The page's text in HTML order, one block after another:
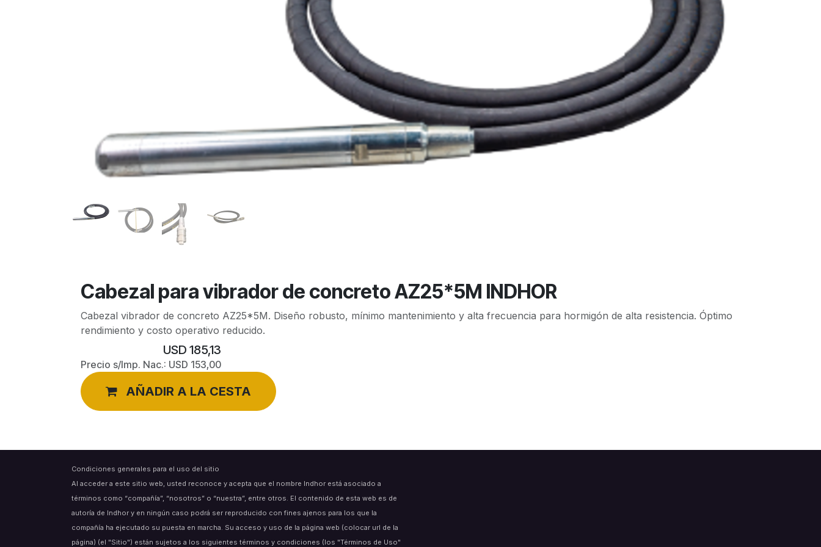
Cabezal para vibrador de concreto AZ25*5M INDHOR
Cabezal vibrador de concreto AZ25*5M. Diseño robusto, mínimo mantenimiento y alta frecuencia para hormigón de alta resistencia. Óptimo
rendimiento y costo operativo reducido.
USD 185,13
Precio s/Imp. Nac.: USD 153,00
AÑADIR A LA CESTA
Condiciones generales para el uso del sitio
Al acceder a este sitio web, usted reconoce y acepta que el nombre Indhor está asociado a
términos como “compañía”, “nosotros” o “nuestra”, entre otros. El contenido de esta web es de
autoría de Indhor y en ningún caso podrá ser reproducido con fines ajenos para los que la
compañía ha ejecutado su puesta en marcha. Su acceso y uso de la página web (colocar url de la
página) (el "Sitio") están sujetos a los siguientes términos y condiciones (los "Términos de Uso"